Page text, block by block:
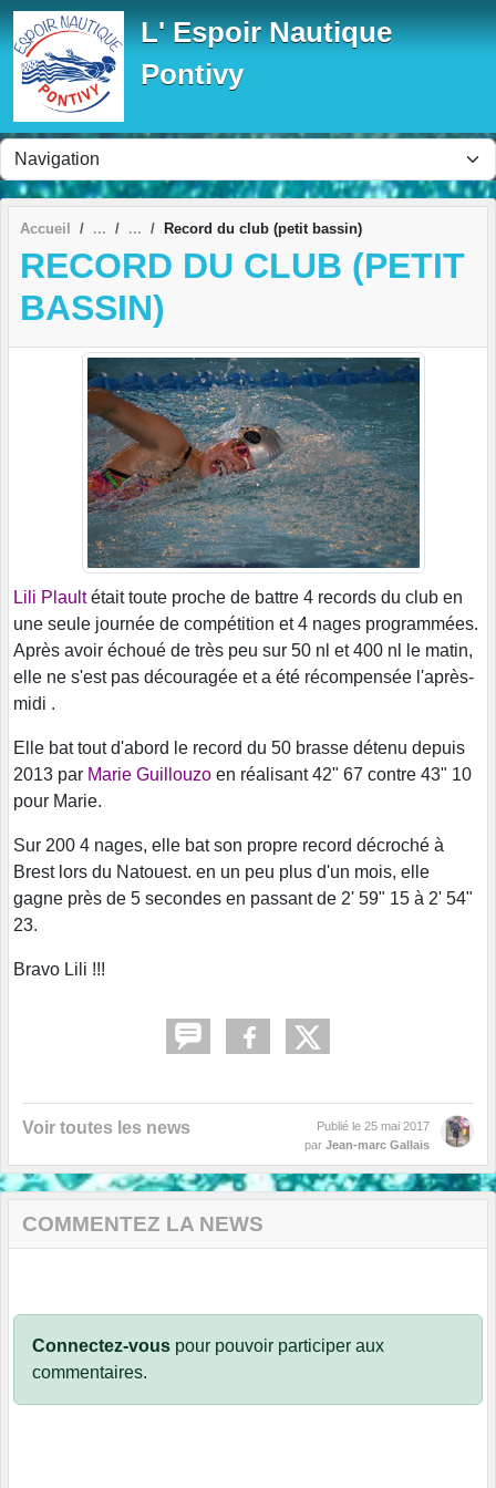
L' Espoir Nautique
Pontivy
Accueil Record du club (petit bassin)
RECORD DU CLUB (PETIT
BASSIN)
Lili Plaultétait toute proche de battre 4 records du club en
une seule journée de compétition et 4 nages programmées.
Après avoir échoué de très peu sur 50 nl et 400 nl le matin,
elle ne s'est pas découragée et a été récompensée l'après-
midi .
Elle bat tout d'abord le record du 50 brasse détenu depuis
2013 par Marie Guillouzo en réalisant 42" 67 contre 43" 10
pour Marie.
Sur 200 4 nages, elle bat son propre record décroché à
Brest lors du Natouest. en un peu plus d'un mois, elle
gagne près de 5 secondes en passant de 2' 59" 15 à 2' 54"
23.
Bravo Lili !!!
Voir toutes les news Publié le 25 mai 2017
par Jean-marc Gallais
COMMENTEZ LA NEWS
Connectez-vous pour pouvoir participer aux
commentaires.
Panneau de gestion des cookies